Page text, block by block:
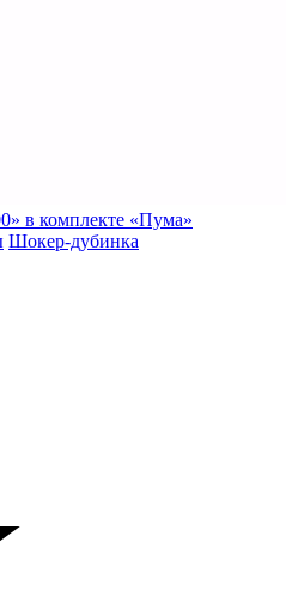
в комплекте «Пума»
Шокер-дубинка